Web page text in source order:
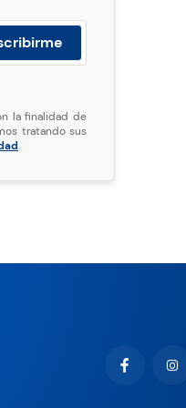
la finalidad de
tratando sus
.